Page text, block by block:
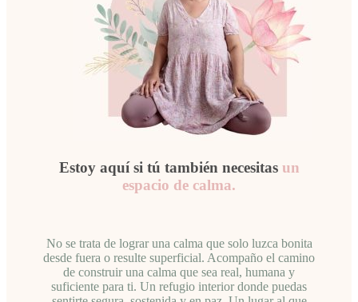
Estoy aquí si tú también necesitas un
espacio de calma.
No se trata de lograr una calma que solo luzca bonita
desde fuera o resulte superficial. Acompaño el camino
de construir una calma que sea real, humana y
suficiente para ti. Un refugio interior donde puedas